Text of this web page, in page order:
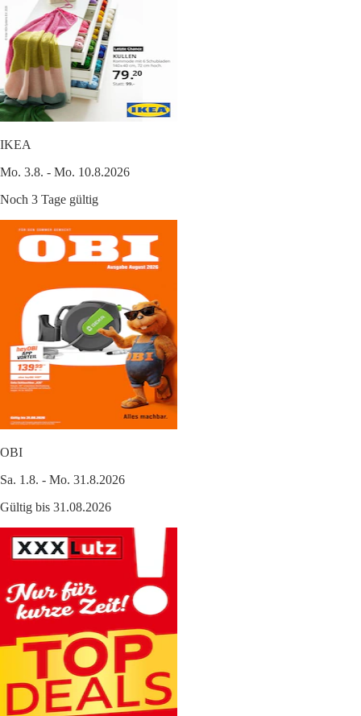
IKEA
Mo. 3.8. - Mo. 10.8.2026
Noch 3 Tage gültig
OBI
Sa. 1.8. - Mo. 31.8.2026
Gültig bis 31.08.2026